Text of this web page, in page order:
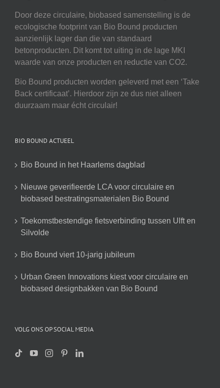
Door deze circulaire, biobased samenstelling is de
ecologische footprint van Bio Bound producten
aanzienlijk lager dan die van standaard
betonproducten. Dit komt tot uiting in de lage MKI
waarde van onze producten en reductie van CO2.
Bio Bound producten worden geleverd met een ‘Take
Back certificaat’. Hierdoor zijn ze dus niet alleen
duurzaam maar écht circulair!
BIO BOUND ACTUEEL
Bio Bound in het Haarlems dagblad
Nieuwe geverifieerde LCA voor circulaire en
biobased bestratingsmaterialen Bio Bound
Toekomstbestendige fietsverbinding tussen Ulft en
Silvolde
Bio Bound viert 10-jarig jubileum
Urban Green Innovations kiest voor circulaire en
biobased designbakken van Bio Bound
VOLG ONS OP SOCIAL MEDIA